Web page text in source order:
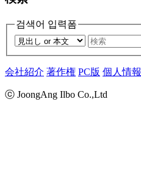
검색어 입력폼
会社紹介 著作権 PC版 個人情報
ⓒ JoongAng Ilbo Co.,Ltd